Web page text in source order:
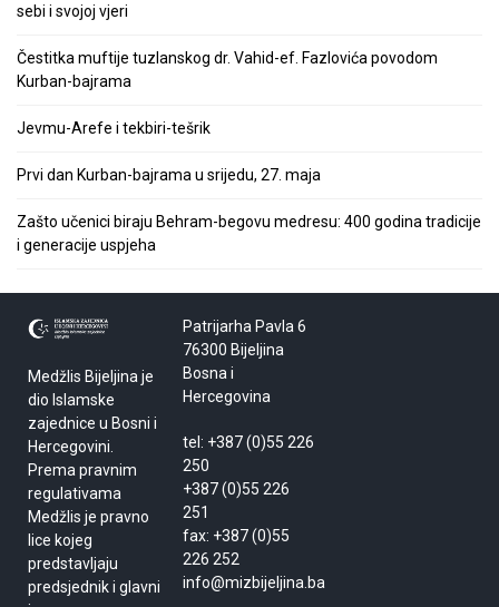
sebi i svojoj vjeri
Čestitka muftije tuzlanskog dr. Vahid-ef. Fazlovića povodom
Kurban-bajrama
Jevmu-Arefe i tekbiri-tešrik
Prvi dan Kurban-bajrama u srijedu, 27. maja
Zašto učenici biraju Behram-begovu medresu: 400 godina tradicije
i generacije uspjeha
Medžlis Bijeljina je
dio Islamske
zajednice u Bosni i
Hercegovini.
Prema pravnim
regulativama
Medžlis je pravno
lice kojeg
predstavljaju
predsjednik i glavni
Patrijarha Pavla 6
76300 Bijeljina
Bosna i
Hercegovina
tel: +387 (0)55 226
250
+387 (0)55 226
251
fax: +387 (0)55
226 252
info@mizbijeljina.ba